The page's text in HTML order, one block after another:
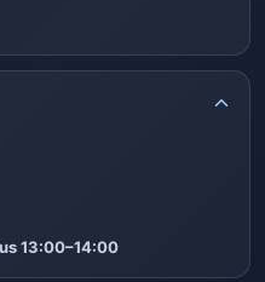
13:00–14:00